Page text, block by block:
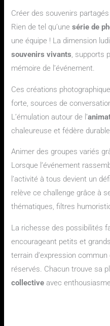
Créer des souvenirs
Rien de tel qu’unesérie de
une équipe ! La dimension
souvenirs vivants, supports
mémoire de l’événement.
Ces créations
forte, sources de
L’émulation autour de l’
chaleureuse et fédère
Animer des groupes variés
Lorsque l’événement
l’activité à tous devient un
relève ce challenge grâce à
thématiques, filtres
La richesse des possibilités
encourageant petits et
terrain d’expression
réservés. Chacun trouve sa
collective avec